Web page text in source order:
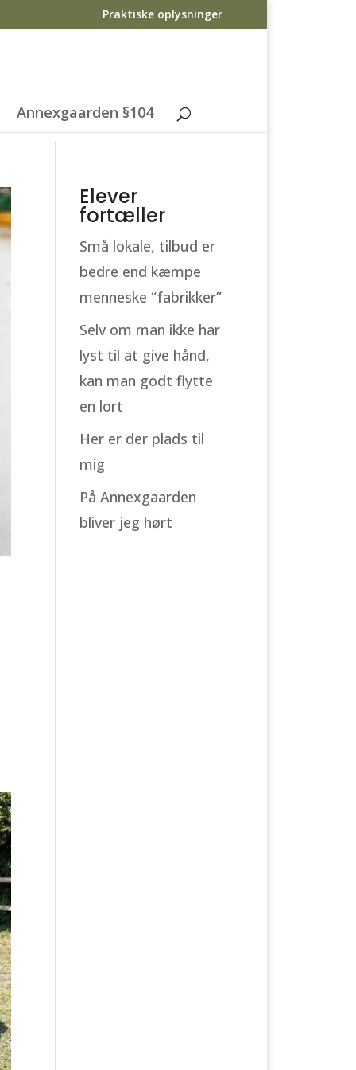
Praktiske oplysninger
Annexgaarden §104
Elever
fortæller
Små lokale, tilbud er
bedre end kæmpe
menneske “fabrikker”
Selv om man ikke har
lyst til at give hånd,
kan man godt flytte
en lort
Her er der plads til
mig
På Annexgaarden
bliver jeg hørt